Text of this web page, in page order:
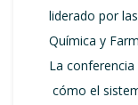
liderado por
Química y
La
cómo el